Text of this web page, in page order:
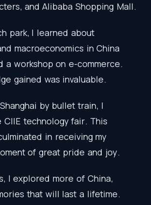
, and Alibaba Shopping Mall.
park, I learned about
macroeconomics in China
a workshop on e-commerce.
gained was invaluable.
Shanghai by bullet train, I
CIIE technology fair. This
in receiving my
of great pride and joy.
, I explored more of China,
that will last a lifetime.